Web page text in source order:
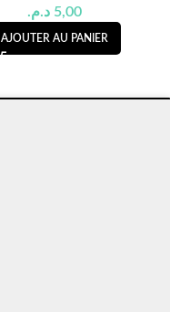
5,00 د.م.
AJOUTER AU PANIER